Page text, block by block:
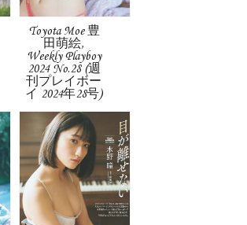
Toyota Moe 豊
田萌絵,
Weekly Playboy
2024 No.28 (週
刊プレイボー
イ 2024年28号)